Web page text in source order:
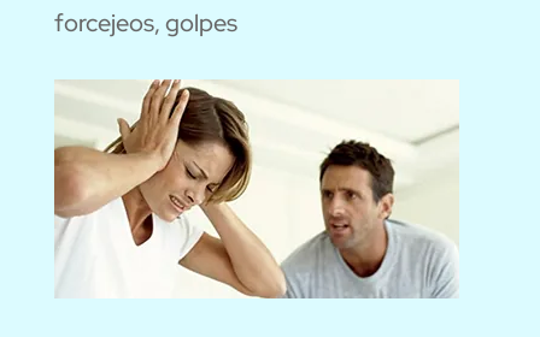
forcejeos, golpes